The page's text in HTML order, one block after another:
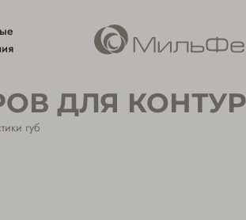
ДЛЯ
губ